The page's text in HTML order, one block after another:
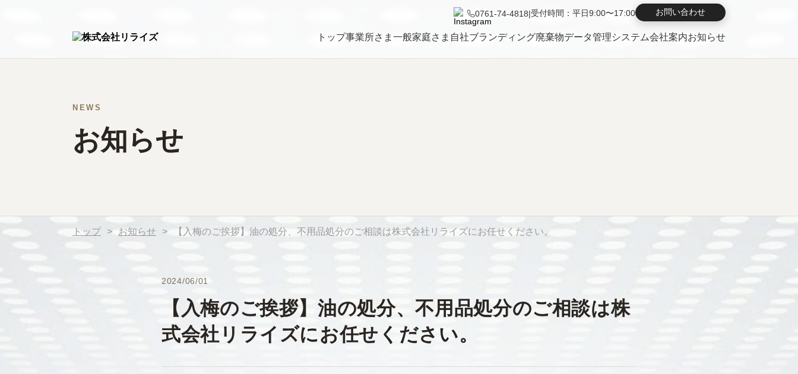
0761-74-4818|受付時間：平日9:00〜17:00 お問い合わせ
トップ事業所さま 一般家庭さま 自社ブランディング廃棄物データ管理システム会社案内お知らせ
NEWS
お知らせ
トップ > お知らせ > 【入梅のご挨拶】油の処分、不用品処分のご相談は株式会社リライズにお任せください。
2024/06/01
【入梅のご挨拶】油の処分、不用品処分のご相談は株
式会社リライズにお任せください。